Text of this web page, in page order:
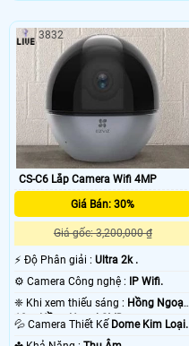
CS-C6 Lắp Camera Wifi 4MP
Giá Bán: 30%
Giá gốc: 3,200,000 ₫
️⚡ Độ Phân giải : Ultra 2k .
⚙ Camera Công nghệ :
IP Wifi.
❈ Khi xem thiếu sáng : Hồng Ngoại
10m Hồng Ngoại SMD.
💦 Camera Thiết Kế Dome Kim Loại.
3832